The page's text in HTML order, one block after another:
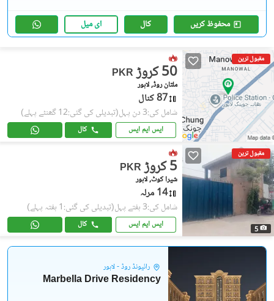
محفوظ کریں کال ای میل
مقبول ترین
PKR 50 کروڑ
ملتان روڈ, لاہور
87 کنال
شامل کی:3 دن پہل (تبدیلی کی گئی:12 گھنٹے پہلے)
ایس ایم ایس کال
مقبول ترین
5
PKR 5 کروڑ
شیرا کوٹ, لاہور
14 مرلہ
شامل کی:3 ہفتے پہل (تبدیلی کی گئی:1 ہفتہ پہلے)
ایس ایم ایس کال
رائیونڈ روڈ - لاہور
Marbella Drive Residency